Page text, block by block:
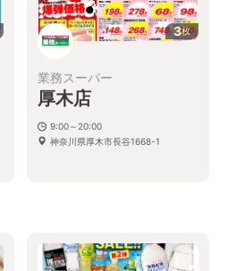
3枚
業務スーパー
厚木店
9:00～20:00
神奈川県厚木市長谷1668-1